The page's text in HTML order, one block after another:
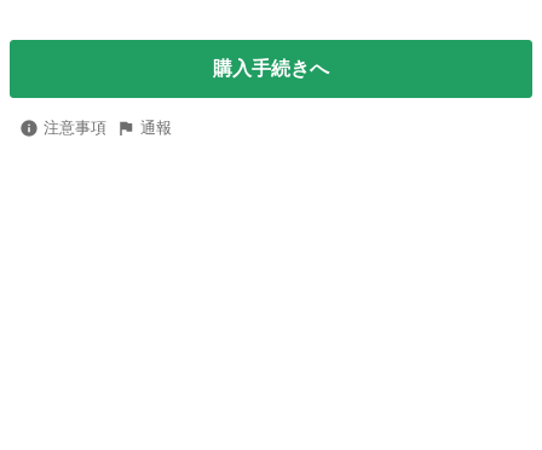
購入手続きへ
注意事項 通報